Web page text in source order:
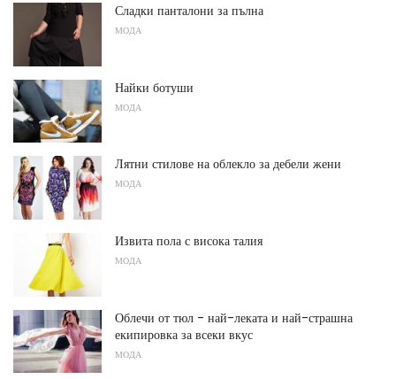
Сладки панталони за пълна
МОДА
Найки ботуши
МОДА
Лятни стилове на облекло за дебели жени
МОДА
Извита пола с висока талия
МОДА
Облечи от тюл - най-леката и най-страшна
екипировка за всеки вкус
МОДА